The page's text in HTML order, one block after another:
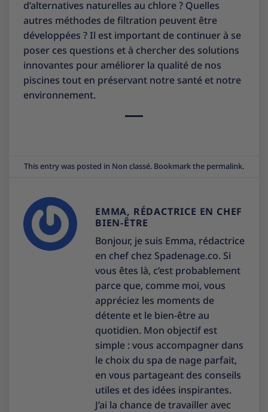
d’alternatives naturelles au chlore ? Quelles
autres méthodes de filtration peuvent être
développées ? Il est important de continuer à se
poser ces questions et à chercher des solutions
innovantes pour améliorer la qualité de nos
piscines tout en préservant notre santé et notre
environnement.
This entry was posted in Non classé. Bookmark the permalink.
EMMA, RÉDACTRICE EN CHEF
BIEN-ÊTRE
Bonjour, je suis Emma, rédactrice
en chef chez Spadenage.co. Si
vous êtes là, c’est probablement
parce que, comme moi, vous
appréciez les moments de
détente et le bien-être au
quotidien. Mon objectif est
simple : vous accompagner dans
le choix du spa de nage parfait,
en vous partageant des conseils
utiles et des idées inspirantes.
J’ai la chance de travailler avec